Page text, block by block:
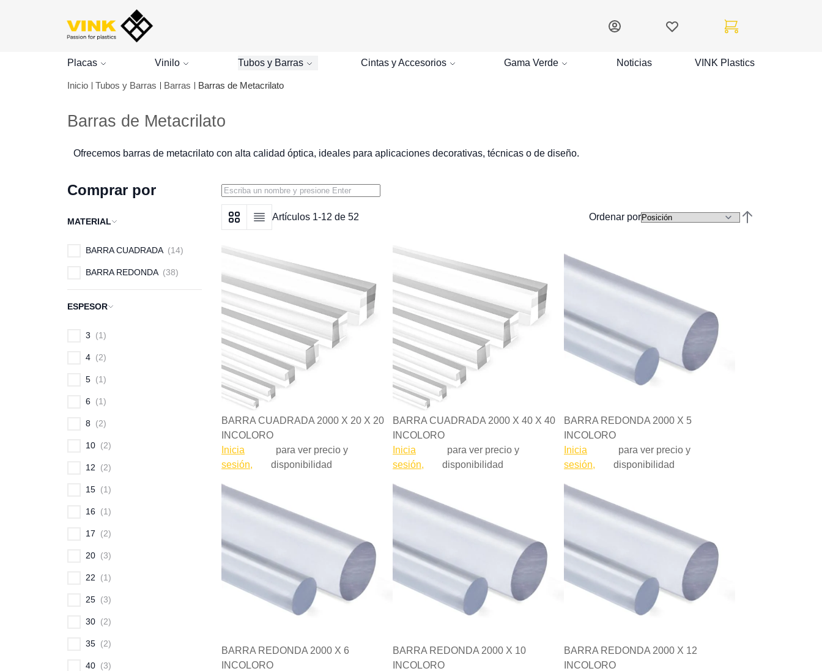
Lista de deseos
Mi cuenta Mi carrito
Placas Vinilo Tubos y Barras Cintas y Accesorios Gama Verde Noticias VINK Plastics
Inicio Tubos y Barras Barras Barras de Metacrilato
Barras de Metacrilato
Ofrecemos barras de metacrilato con alta calidad óptica, ideales para aplicaciones decorativas, técnicas o de diseño.
Comprar por
MATERIAL
BARRA CUADRADA 14
BARRA REDONDA 38
ESPESOR
3 1
4 2
5 1
6 1
8 2
10 2
12 2
15 1
16 1
17 2
20 3
22 1
25 3
30 2
35 2
40 3
Ver como
Grid Lista
Artículos 1-12 de 52
Ordenar por
BARRA CUADRADA 2000 X 20 X 20
INCOLORO
Inicia
sesión,
para ver precio y
disponibilidad
BARRA CUADRADA 2000 X 40 X 40
INCOLORO
Inicia
sesión,
para ver precio y
disponibilidad
BARRA REDONDA 2000 X 5
INCOLORO
Inicia
sesión,
para ver precio y
disponibilidad
BARRA REDONDA 2000 X 6
INCOLORO
BARRA REDONDA 2000 X 10
INCOLORO
BARRA REDONDA 2000 X 12
INCOLORO